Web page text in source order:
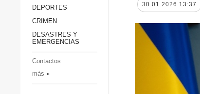
Sociedad y Cultura
DEPORTES
CRIMEN
DESASTRES Y
EMERGENCIAS
Contactos
más »
30.01.2026 13:37